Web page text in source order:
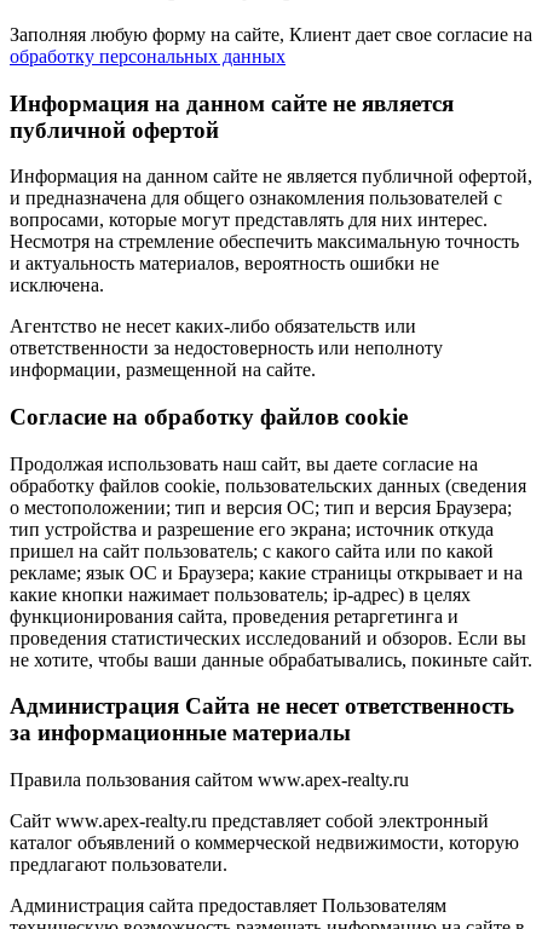
Заполняя любую форму на сайте, Клиент дает свое согласие на
обработку персональных данных
Информация на данном сайте не является
публичной офертой
Информация на данном сайте не является публичной офертой,
и предназначена для общего ознакомления пользователей с
вопросами, которые могут представлять для них интерес.
Несмотря на стремление обеспечить максимальную точность
и актуальность материалов, вероятность ошибки не
исключена.
Агентство не несет каких-либо обязательств или
ответственности за недостоверность или неполноту
информации, размещенной на сайте.
Cогласие на обработку файлов cookie
Продолжая использовать наш сайт, вы даете согласие на
обработку файлов cookie, пользовательских данных (сведения
о местоположении; тип и версия ОС; тип и версия Браузера;
тип устройства и разрешение его экрана; источник откуда
пришел на сайт пользователь; с какого сайта или по какой
рекламе; язык ОС и Браузера; какие страницы открывает и на
какие кнопки нажимает пользователь; ip-адрес) в целях
функционирования сайта, проведения ретаргетинга и
проведения статистических исследований и обзоров. Если вы
не хотите, чтобы ваши данные обрабатывались, покиньте сайт.
Администрация Сайта не несет ответственность
за информационные материалы
Правила пользования сайтом www.apex-realty.ru
Сайт www.apex-realty.ru представляет собой электронный
каталог объявлений о коммерческой недвижимости, которую
предлагают пользователи.
Администрация сайта предоставляет Пользователям